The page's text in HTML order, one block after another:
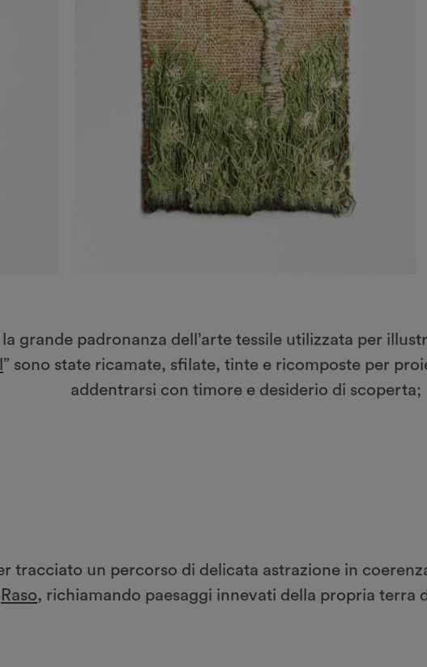
” sono state ricamate, sfilate, tinte e ricomposte per
addentrarsi con timore e desiderio di scoperta;
Raso, richiamando paesaggi innevati della propria terra